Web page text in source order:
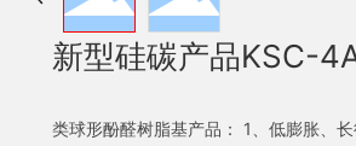
新型硅碳产品KSC-
类球形酚醛树脂基产品： 1、低膨胀、